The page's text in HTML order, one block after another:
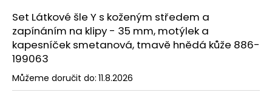
Set Látkové šle Y s koženým středem a
zapínáním na klipy - 35 mm, motýlek a
kapesníček smetanová, tmavě hnědá kůže 886-
199063
Můžeme doručit do: 11.8.2026
Kč